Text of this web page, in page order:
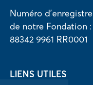
Numéro
de notre Fondation :
88342 9961 RR0001
LIENS UTILES